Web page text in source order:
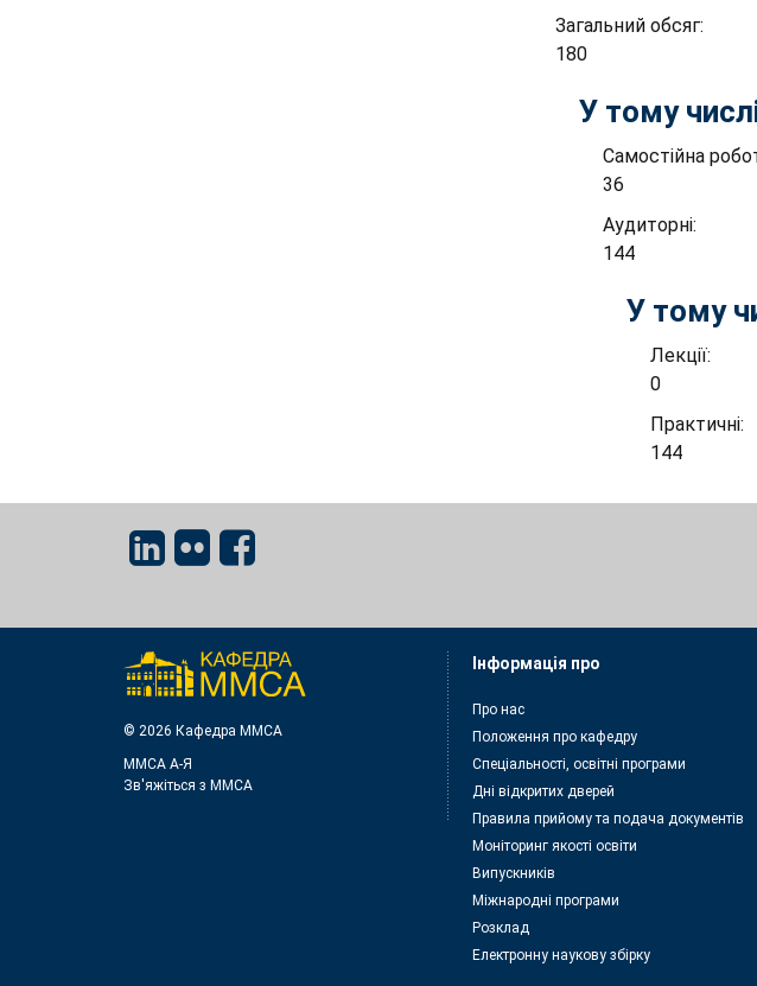
Загальний обсяг:
180
У тому
Самостійна
36
Аудиторні:
144
У тому
Лекції:
0
Практичні:
144
© 2026 Кафедра ММСА
ММСА A-Я
Зв'яжіться з MMСА
Інформація про
Про нас
Положення про кафедру
Спеціальності, освітні програми
Дні відкритих дверей
Правила прийому та подача документiв
Моніторинг якості освіти
Випускників
Міжнародні програми
Розклад
Електронну наукову збірку